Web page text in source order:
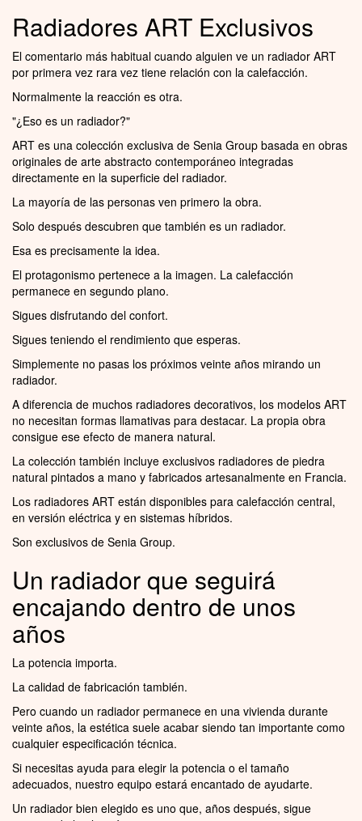
Radiadores ART Exclusivos
El comentario más habitual cuando alguien ve un radiador ART
por primera vez rara vez tiene relación con la calefacción.
Normalmente la reacción es otra.
"¿Eso es un radiador?"
ART es una colección exclusiva de Senia Group basada en obras
originales de arte abstracto contemporáneo integradas
directamente en la superficie del radiador.
La mayoría de las personas ven primero la obra.
Solo después descubren que también es un radiador.
Esa es precisamente la idea.
El protagonismo pertenece a la imagen. La calefacción
permanece en segundo plano.
Sigues disfrutando del confort.
Sigues teniendo el rendimiento que esperas.
Simplemente no pasas los próximos veinte años mirando un
radiador.
A diferencia de muchos radiadores decorativos, los modelos ART
no necesitan formas llamativas para destacar. La propia obra
consigue ese efecto de manera natural.
La colección también incluye exclusivos radiadores de piedra
natural pintados a mano y fabricados artesanalmente en Francia.
Los radiadores ART están disponibles para calefacción central,
en versión eléctrica y en sistemas híbridos.
Son exclusivos de Senia Group.
Un radiador que seguirá
encajando dentro de unos
años
La potencia importa.
La calidad de fabricación también.
Pero cuando un radiador permanece en una vivienda durante
veinte años, la estética suele acabar siendo tan importante como
cualquier especificación técnica.
Si necesitas ayuda para elegir la potencia o el tamaño
adecuados, nuestro equipo estará encantado de ayudarte.
Un radiador bien elegido es uno que, años después, sigue